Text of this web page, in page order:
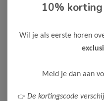
Le Chic
Le Chic
10%
Wil je als eerste horen
Meld je dan aan
👉 De kortingscode